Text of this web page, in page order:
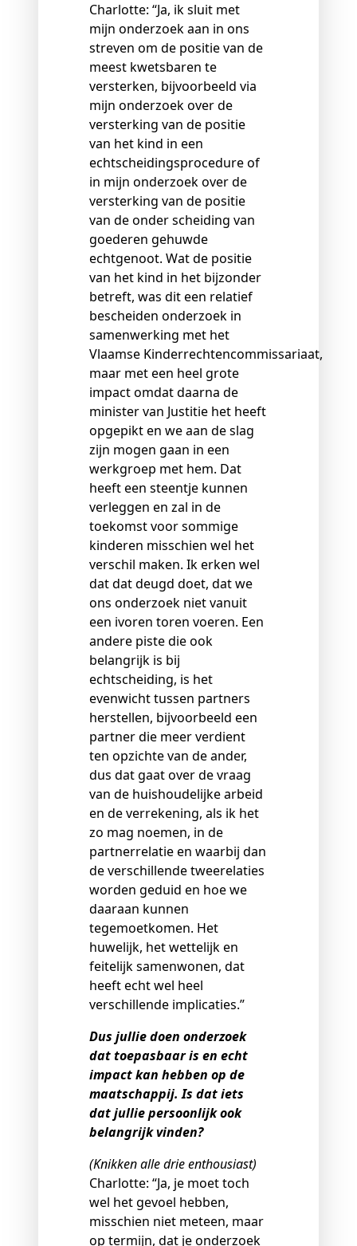
Charlotte: “Ja, ik sluit met
mijn onderzoek aan in ons
streven om de positie van de
meest kwetsbaren te
versterken, bijvoorbeeld via
mijn onderzoek over de
versterking van de positie
van het kind in een
echtscheidingsprocedure of
in mijn onderzoek over de
versterking van de positie
van de onder scheiding van
goederen gehuwde
echtgenoot. Wat de positie
van het kind in het bijzonder
betreft, was dit een relatief
bescheiden onderzoek in
samenwerking met het
Vlaamse Kinderrechtencommissariaat,
maar met een heel grote
impact omdat daarna de
minister van Justitie het heeft
opgepikt en we aan de slag
zijn mogen gaan in een
werkgroep met hem. Dat
heeft een steentje kunnen
verleggen en zal in de
toekomst voor sommige
kinderen misschien wel het
verschil maken. Ik erken wel
dat dat deugd doet, dat we
ons onderzoek niet vanuit
een ivoren toren voeren. Een
andere piste die ook
belangrijk is bij
echtscheiding, is het
evenwicht tussen partners
herstellen, bijvoorbeeld een
partner die meer verdient
ten opzichte van de ander,
dus dat gaat over de vraag
van de huishoudelijke arbeid
en de verrekening, als ik het
zo mag noemen, in de
partnerrelatie en waarbij dan
de verschillende tweerelaties
worden geduid en hoe we
daaraan kunnen
tegemoetkomen. Het
huwelijk, het wettelijk en
feitelijk samenwonen, dat
heeft echt wel heel
verschillende implicaties.”
Dus jullie doen onderzoek
dat toepasbaar is en echt
impact kan hebben op de
maatschappij. Is dat iets
dat jullie persoonlijk ook
belangrijk vinden?
(Knikken alle drie enthousiast)
Charlotte: “Ja, je moet toch
wel het gevoel hebben,
misschien niet meteen, maar
op termijn, dat je onderzoek